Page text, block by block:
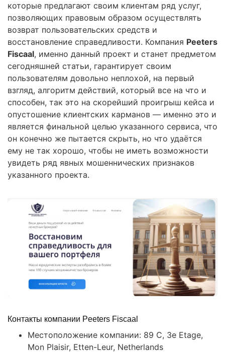
которые предлагают своим клиентам ряд услуг,
позволяющих правовым образом осуществлять
возврат пользовательских средств и
восстановление справедливости. Компания Peeters
Fiscaal, именно данный проект и станет предметом
сегодняшней статьи, гарантирует своим
пользователям довольно неплохой, на первый
взгляд, алгоритм действий, который все на что и
способен, так это на скорейший проигрыш кейса и
опустошение клиентских карманов — именно это и
является финальной целью указанного сервиса, что
он конечно же пытается скрыть, но что удаётся
ему не так хорошо, чтобы не иметь возможности
увидеть ряд явных мошеннических признаков
указанного проекта.
Контакты компании Peeters Fiscaal
Местоположение компании: 89 C, 3e Etage,
Mon Plaisir, Etten-Leur, Netherlands